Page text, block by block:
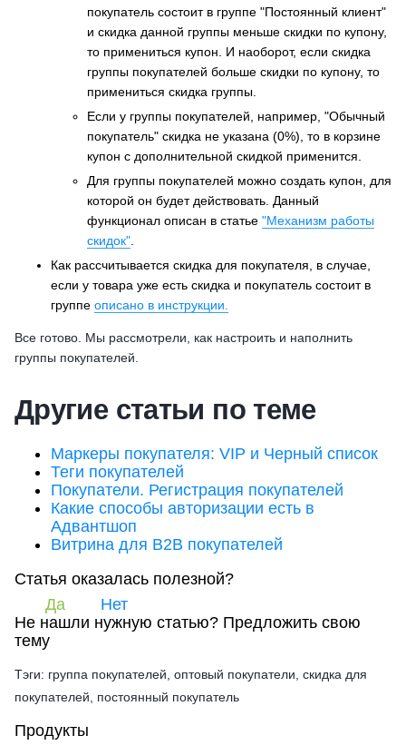
покупатель состоит в группе "Постоянный клиент"
и скидка данной группы меньше скидки по купону,
то примениться купон. И наоборот, если скидка
группы покупателей больше скидки по купону, то
примениться скидка группы.
Если у группы покупателей, например, "Обычный
покупатель" скидка не указана (0%), то в корзине
купон с дополнительной скидкой применится.
Для группы покупателей можно создать купон, для
которой он будет действовать. Данный
функционал описан в статье "Механизм работы
скидок"
Как рассчитывается скидка для покупателя, в случае,
если у товара уже есть скидка и покупатель состоит в
группе описано в инструкции.
Все готово. Мы рассмотрели, как настроить и наполнить
группы покупателей.
Другие статьи по теме
Маркеры покупателя: VIP и Черный список
Теги покупателей
Покупатели. Регистрация покупателей
Какие способы авторизации есть в
Адвантшоп
Витрина для B2B покупателей
Статья оказалась полезной?
Да
Нет
Не нашли нужную статью? Предложить свою
тему
Тэги: группа покупателей, оптовый покупатели, скидка для
покупателей, постоянный покупатель
Продукты